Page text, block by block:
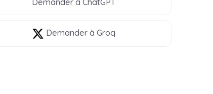
Demander à Groq